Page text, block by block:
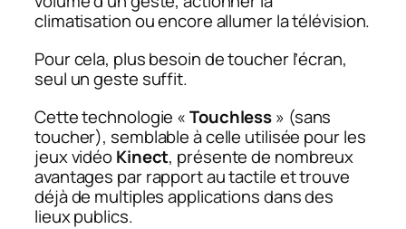
climatisation ou encore allumer la télévision.
Pour cela, plus besoin de toucher l’écran,
seul un geste suffit.
Cette technologie «Touchless» (sans
toucher), semblable à celle utilisée pour les
jeux vidéoKinect, présente de nombreux
avantages par rapport au tactile et trouve
déjà de multiples applications dans des
lieux publics.